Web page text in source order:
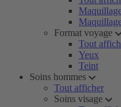
Format voyage
Tout
Yeux
Teint
Soins hommes
Tout afficher
Soins visage